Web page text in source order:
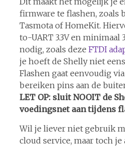
firmware te flashen, zoals
Tasmota of HomeKit.
to-UART 3.3V en minimaal
nodig, zoals deze FTDI
je hoeft de Shelly niet
Flashen gaat eenvoudig
bereiken pins aan de
LET OP: sluit NOOIT de
voedingsnet aan tijdens
Wil je liever niet gebruik
cloud service, maar toch je